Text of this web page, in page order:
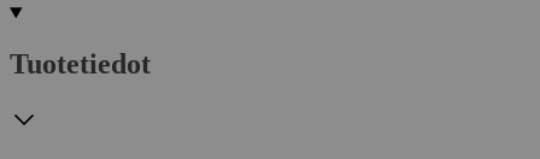
Tuotetiedot